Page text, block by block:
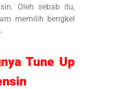
Oleh sebab itu,
memilih bengkel
Tune Up